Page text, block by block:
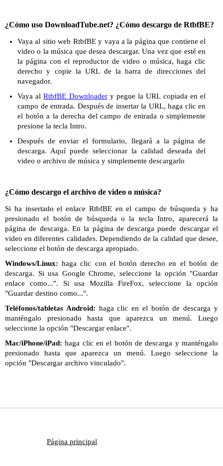
¿Cómo uso DownloadTube.net? ¿Cómo descargo de RtbfBE?
Vaya al sitio web RtbfBE y vaya a la página que contiene el
video o la música que desea descargar. Una vez que esté en
la página con el reproductor de video o música, haga clic
derecho y copie la URL de la barra de direcciones del
navegador.
Vaya alRtbfBE Downloadery pegue la URL copiada en el
campo de entrada. Después de insertar la URL, haga clic en
el botón a la derecha del campo de entrada o simplemente
presione la tecla Intro.
Después de enviar el formulario, llegará a la página de
descarga. Aquí puede seleccionar la calidad deseada del
video o archivo de música y simplemente descargarlo
¿Cómo descargo el archivo de video o música?
Si ha insertado el enlace RtbfBE en el campo de búsqueda y ha
presionado el botón de búsqueda o la tecla Intro, aparecerá la
página de descarga. En la página de descarga puede descargar el
video en diferentes calidades. Dependiendo de la calidad que desee,
seleccione el botón de descarga apropiado.
Windows/Linux: haga clic con el botón derecho en el botón de
descarga. Si usa Google Chrome, seleccione la opción "Guardar
enlace como...". Si usa Mozilla FireFox, seleccione la opción
"Guardar destino como...".
Teléfonos/tabletas Android: haga clic en el botón de descarga y
manténgalo presionado hasta que aparezca un menú. Luego
seleccione la opción "Descargar enlace".
Mac/iPhone/iPad: haga clic en el botón de descarga y manténgalo
presionado hasta que aparezca un menú. Luego seleccione la
opción "Descargar archivo vinculado".
Página principal